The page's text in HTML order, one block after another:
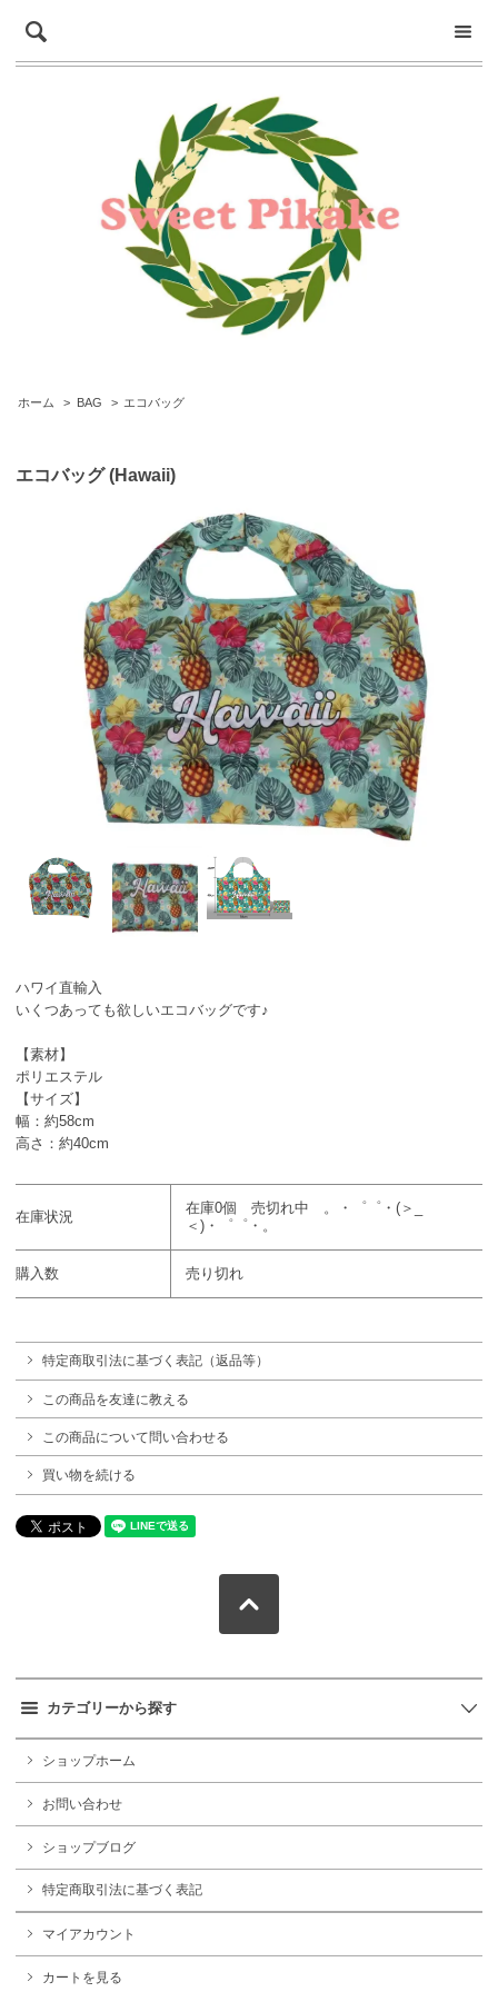
ホーム > BAG > エコバッグ
エコバッグ (Hawaii)
ハワイ直輸入
いくつあっても欲しいエコバッグです♪
【素材】
ポリエステル
【サイズ】
幅：約58cm
高さ：約40cm
在庫状況
在庫0個 売切れ中 。・゜゜・(＞_
＜)・゜゜・。
購入数 売り切れ
特定商取引法に基づく表記（返品等）
この商品を友達に教える
この商品について問い合わせる
買い物を続ける
カテゴリーから探す
ショップホーム
お問い合わせ
ショップブログ
特定商取引法に基づく表記
マイアカウント
カートを見る